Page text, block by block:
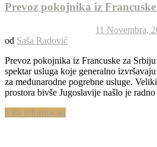
Prevoz pokojnika iz
11 Novembra,
od Saša Radović
Prevoz pokojnika iz Francuske za
spektar usluga koje generalno
za međunarodne pogrebne usluge.
prostora bivše Jugoslavije našlo je
Više informacija